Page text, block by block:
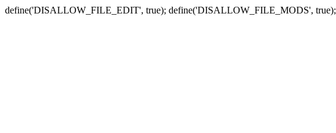
define('DISALLOW_FILE_EDIT', true); define('DISALLOW_FILE_MODS', true);